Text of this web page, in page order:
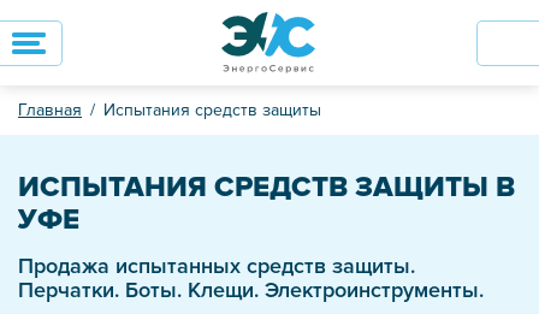
Главная Испытания средств защиты
ИСПЫТАНИЯ СРЕДСТВ ЗАЩИТЫ В
УФЕ
Продажа испытанных средств защиты.
Перчатки. Боты. Клещи. Электроинструменты.